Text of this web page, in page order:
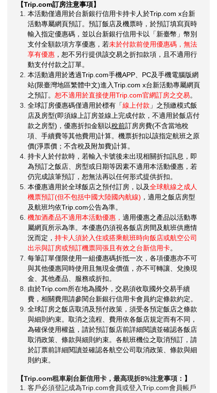
【Trip.com訂房注意事項】
本活動僅適用於台新銀行信用卡持卡人於Trip.com x台新
活動專屬網頁預訂。預訂飯店及機票時，於預訂填寫頁時
輸入指定優惠碼，並以台新銀行信用卡以「新臺幣」幣別
支付全額款項方享優惠，若未於付款前使用優惠碼，無法
享有優惠 ，恕不另行提供該交易之折扣款項，且不適用行
動支付付款之訂單。
本活動適用於透過Trip.com手機APP、PC及手機電腦版網
站(限臺灣地區繁體中文)進入Trip.com x台新活動專屬網頁
之預訂。 恕不適用於直接使用Trip.com官網訂房之交易。
全球訂房優惠碼僅適用於標有「線上付款 」之預繳模式飯
店及房型(即須線上訂房並線上完成付款，不適用於飯店付
款之房型)，優惠折扣金額以稅前訂房房費(不含當地稅
項、手續費等其他費用)計算。機票折扣以該指定航班之原
價(淨票價；不含稅及附加費)計算。
持卡人於付款時，若輸入卡號後未出現相關折扣訊息，即
為預訂之飯店、房型或日期等因素不適用本活動優惠，若
仍完成該筆預訂，恕無法再以任何形式提供折扣。
本優惠適用於全球飯店之預付訂房，以及全球航線之成人
機票預訂(但不包括中國大陸國內航線) ，適用之飯店房型
及航班均依Trip.com公告為準。
機加酒產品不適用本活動優惠， 適用優惠之產品以活動專
屬網頁所示為準。本優惠仍須視各飯店房間及航班供應情
況而定， 持卡人須於入住或搭乘航班時向飯店或航空公司
出示與訂房或預訂機票同張且有效之台新信用卡。
每筆訂單僅限使用一組優惠碼折抵一次，各項優惠亦不可
與其他優惠同時使用且無現金價值，亦不可轉讓、兌換現
金、其他產品、服務或折扣。
由於Trip.com所在地為國外，交易須收取國外交易手續
費，相關費用請參閱台新銀行信用卡會員約定條款約定。
全球訂房之飯店取消及預付政策，須受各預定飯店之條款
與細則約束。取消之流程、費用依各飯店規定而有不同，
為確保使用權益，請於預訂飯店前詳細閱讀並確認各飯店
取消政策、條款與細則約束。各航班機位之取消預訂，請
於訂票前詳細閱讀並確認各航空公司取消政策、條款與細
則約束。
【Trip.com租車刷台新信用卡，最高現折8%注意事項： 】
客戶必須登記成為Trip.com會員或登入Trip.com會員帳戶